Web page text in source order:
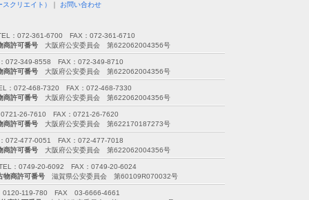
クリエイト）
お問い合わせ
：072-361-6700 FAX：072-361-6710
商許可番号 大阪府公安委員会 第622062004356号
349-8558 FAX：072-349-8710
商許可番号 大阪府公安委員会 第622062004356号
072-468-7320 FAX：072-468-7330
商許可番号 大阪府公安委員会 第622062004356号
26-7610 FAX：0721-26-7620
商許可番号 大阪府公安委員会 第622170187273号
477-0051 FAX：072-477-7018
商許可番号 大阪府公安委員会 第622062004356号
：0749-20-6092 FAX：0749-20-6024
物商許可番号 滋賀県公安委員会 第60109R070032号
119-780 FAX 03-6666-4661